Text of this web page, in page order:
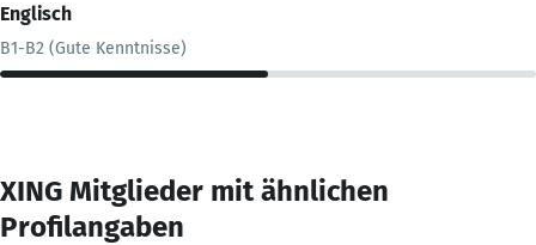
Englisch
B1-B2 (Gute Kenntnisse)
XING Mitglieder mit ähnlichen
Profilangaben